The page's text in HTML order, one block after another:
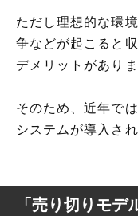
ただし理想的な環
争などが起こると
デメリットがありま
そのため、近年で
システムが導入さ
「売り切りモデ